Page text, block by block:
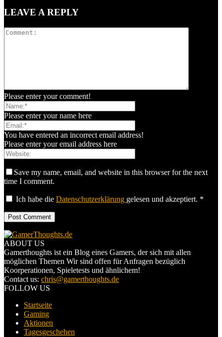
LEAVE A REPLY
Please enter your comment!
Please enter your name here
You have entered an incorrect email address!
Please enter your email address here
Save my name, email, and website in this browser for the next
time I comment.
Ich habe die Datenschutzerklärung gelesen und akzeptiert. *
ABOUT US
Gamerthoughts ist ein Blog eines Gamers, der sich mit allen
möglichen Themen Wir sind offen für Anfragen bezüglich
Koorperationen, Spieletests und ähnlichem!
Contact us: chris@gamerthoughts.de
FOLLOW US
Startseite
Gaming
Aktionen
Tagesgeschehen